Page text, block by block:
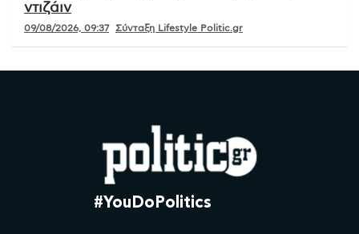
ντιζάιν
09/08/2026, 09:37 Σύνταξη Lifestyle Politic.gr
#YouDoPolitics